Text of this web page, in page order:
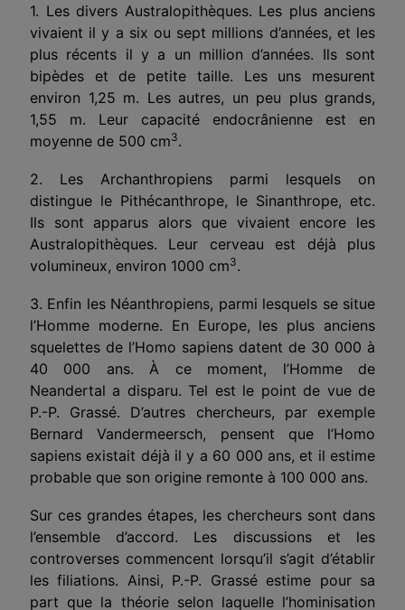
1. Les divers Australopithèques. Les plus anciens
vivaient il y a six ou sept millions d’années, et les
plus récents il y a un million d’années. Ils sont
bipèdes et de petite taille. Les uns mesurent
environ 1,25 m. Les autres, un peu plus grands,
1,55 m. Leur capacité endocrânienne est en
moyenne de 500 cm3.
2. Les Archanthropiens parmi lesquels on
distingue le Pithécanthrope, le Sinanthrope, etc.
Ils sont apparus alors que vivaient encore les
Australopithèques. Leur cerveau est déjà plus
volumineux, environ 1000 cm3.
3. Enfin les Néanthropiens, parmi lesquels se situe
l’Homme moderne. En Europe, les plus anciens
squelettes de l’Homo sapiens datent de 30 000 à
40 000 ans. À ce moment, l’Homme de
Neandertal a disparu. Tel est le point de vue de
P.-P. Grassé. D’autres chercheurs, par exemple
Bernard Vandermeersch, pensent que l’Homo
sapiens existait déjà il y a 60 000 ans, et il estime
probable que son origine remonte à 100 000 ans.
Sur ces grandes étapes, les chercheurs sont dans
l’ensemble d’accord. Les discussions et les
controverses commencent lorsqu’il s’agit d’établir
les filiations. Ainsi, P.-P. Grassé estime pour sa
part que la théorie selon laquelle l’hominisation